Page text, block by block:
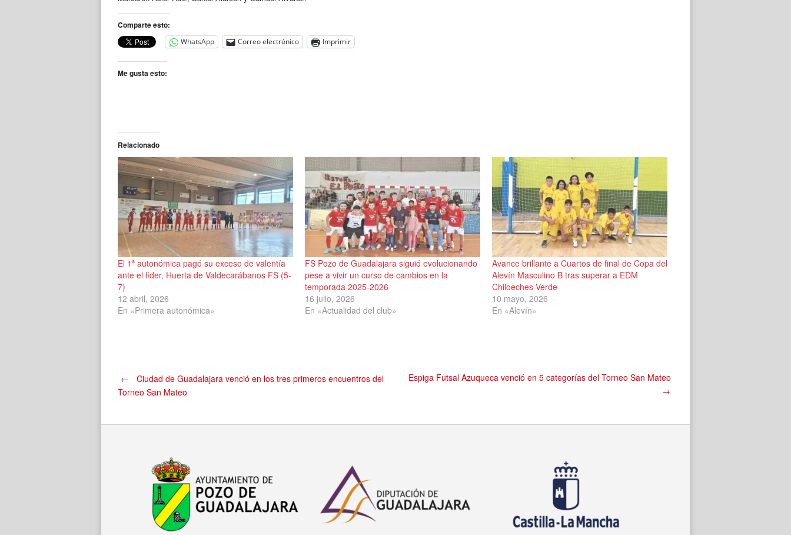
Comparte esto:
WhatsApp Correo electrónico Imprimir
Me gusta esto:
Relacionado
El 1ª autonómica pagó su exceso de valentía
ante el líder, Huerta de Valdecarábanos FS (5-
7)
12 abril, 2026
En «Primera autonómica»
FS Pozo de Guadalajara siguió evolucionando
pese a vivir un curso de cambios en la
temporada 2025-2026
16 julio, 2026
En «Actualidad del club»
Avance brillante a Cuartos de final de Copa del
Alevín Masculino B tras superar a EDM
Chiloeches Verde
10 mayo, 2026
En «Alevín»
Navegación
de
entradas
←
Ciudad de Guadalajara venció en los tres primeros encuentros del
Torneo San Mateo
Espiga Futsal Azuqueca venció en 5 categorías del Torneo San Mateo
→